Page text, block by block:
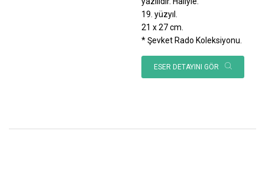
19. yüzyıl.
21 x 27 cm.
* Şevket Rado Koleksiyonu.
ESER DETAYINI GÖR